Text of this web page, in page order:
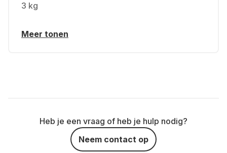
3 kg
Meer tonen
Heb je een vraag of heb je hulp nodig?
Neem contact op